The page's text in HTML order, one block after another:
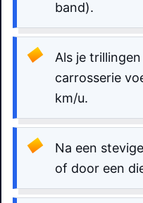
band).
Als je
carrosserie
km/u.
Na een
of door een